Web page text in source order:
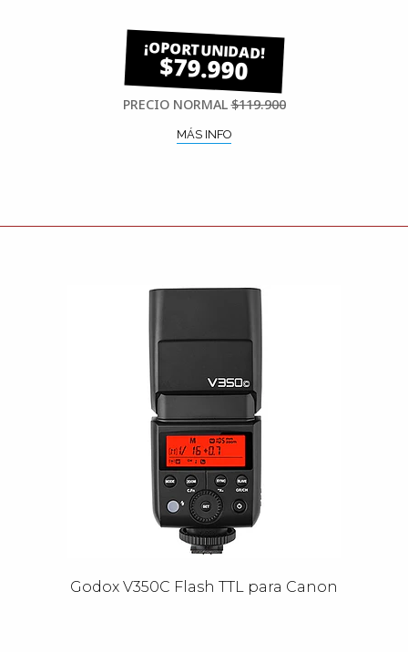
$79.990
PRECIO NORMAL$119.900
MÁS INFO
Godox V350C Flash TTL para Canon